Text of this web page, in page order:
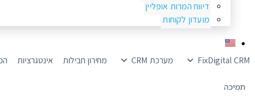
דיווח המרות אופליין
מועדון לקוחות
FixDigital CRM מערכת CRM מחירון חבילות אינטגרציות
תמיכה